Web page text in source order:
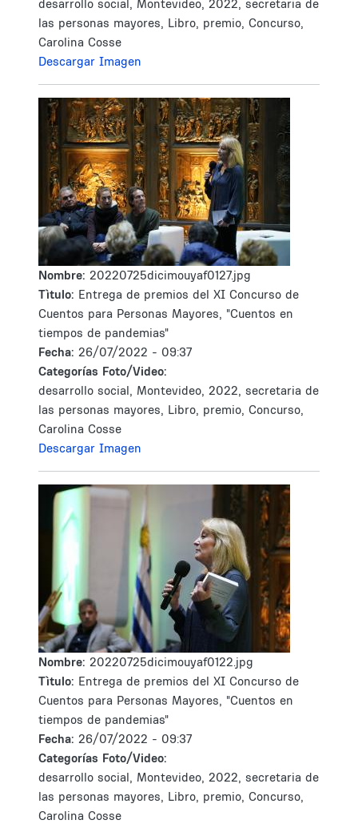
desarrollo social, Montevideo, 2022, secretaria de
las personas mayores, Libro, premio, Concurso,
Carolina Cosse
Descargar Imagen
Nombre: 20220725dicimouyaf0127.jpg
Tìtulo: Entrega de premios del XI Concurso de
Cuentos para Personas Mayores, "Cuentos en
tiempos de pandemias"
Fecha: 26/07/2022 - 09:37
Categorías Foto/Video:
desarrollo social, Montevideo, 2022, secretaria de
las personas mayores, Libro, premio, Concurso,
Carolina Cosse
Descargar Imagen
Nombre: 20220725dicimouyaf0122.jpg
Tìtulo: Entrega de premios del XI Concurso de
Cuentos para Personas Mayores, "Cuentos en
tiempos de pandemias"
Fecha: 26/07/2022 - 09:37
Categorías Foto/Video:
desarrollo social, Montevideo, 2022, secretaria de
las personas mayores, Libro, premio, Concurso,
Carolina Cosse